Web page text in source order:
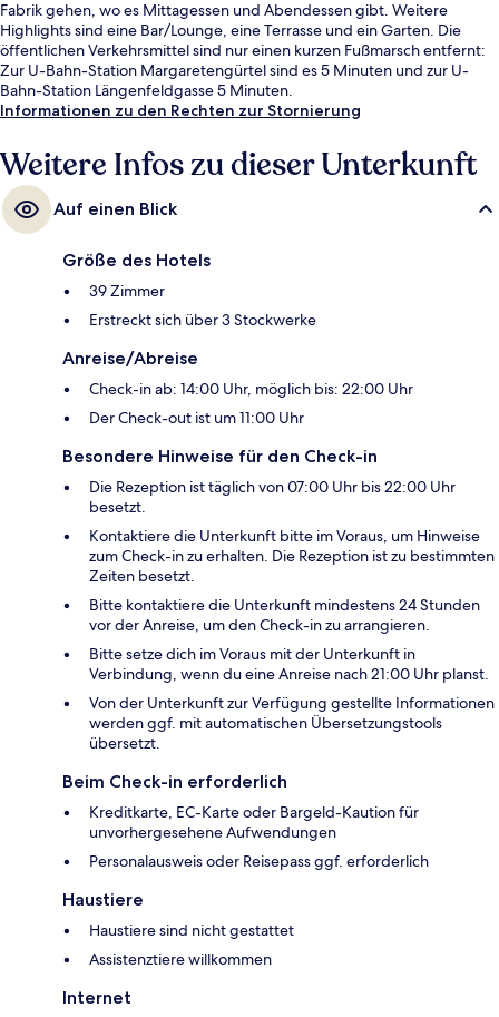
Fabrik gehen, wo es Mittagessen und Abendessen gibt. Weitere
Highlights sind eine Bar/Lounge, eine Terrasse und ein Garten. Die
öffentlichen Verkehrsmittel sind nur einen kurzen Fußmarsch entfernt:
Zur U-Bahn-Station Margaretengürtel sind es 5 Minuten und zur U-
Bahn-Station Längenfeldgasse 5 Minuten.
Informationen zu den Rechten zur Stornierung
Weitere Infos zu dieser Unterkunft
Auf einen Blick
Größe des Hotels
39 Zimmer
Erstreckt sich über 3 Stockwerke
Anreise/Abreise
Check-in ab: 14:00 Uhr, möglich bis: 22:00 Uhr
Der Check-out ist um 11:00 Uhr
Besondere Hinweise für den Check-in
Die Rezeption ist täglich von 07:00 Uhr bis 22:00 Uhr
besetzt.
Kontaktiere die Unterkunft bitte im Voraus, um Hinweise
zum Check-in zu erhalten. Die Rezeption ist zu bestimmten
Zeiten besetzt.
Bitte kontaktiere die Unterkunft mindestens 24 Stunden
vor der Anreise, um den Check-in zu arrangieren.
Bitte setze dich im Voraus mit der Unterkunft in
Verbindung, wenn du eine Anreise nach 21:00 Uhr planst.
Von der Unterkunft zur Verfügung gestellte Informationen
werden ggf. mit automatischen Übersetzungstools
übersetzt.
Beim Check-in erforderlich
Kreditkarte, EC-Karte oder Bargeld-Kaution für
unvorhergesehene Aufwendungen
Personalausweis oder Reisepass ggf. erforderlich
Haustiere
Haustiere sind nicht gestattet
Assistenztiere willkommen
Internet